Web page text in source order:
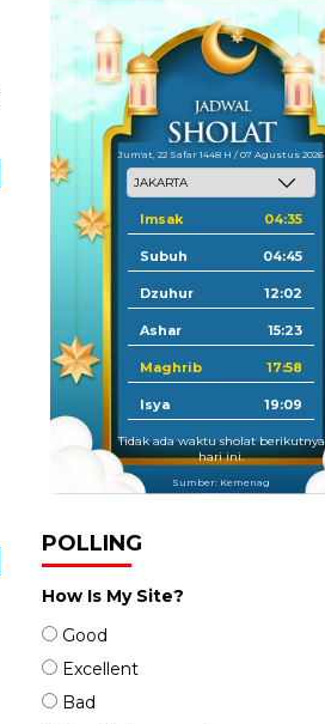
Jum'at, 22 Safar 1448 H / 07 Agustus 2026
Imsak 04:35
Subuh 04:45
Dzuhur 12:02
Ashar 15:23
Maghrib 17:58
Isya 19:09
Tidak ada waktu sholat berikutnya
hari ini.
Sumber: Kemenag
POLLING
How Is My Site?
Good
Excellent
Bad